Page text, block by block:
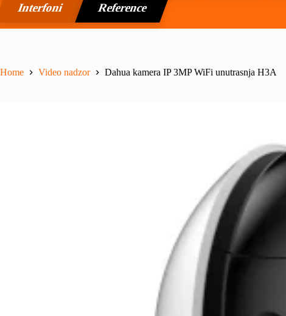
Interfoni Reference
Home Video nadzor Dahua kamera IP 3MP WiFi unutrasnja H3A